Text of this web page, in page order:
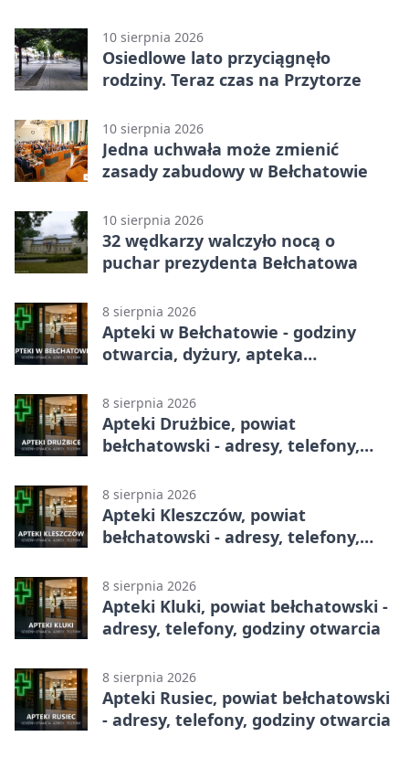
10 sierpnia 2026
Osiedlowe lato przyciągnęło
rodziny. Teraz czas na Przytorze
10 sierpnia 2026
Jedna uchwała może zmienić
zasady zabudowy w Bełchatowie
10 sierpnia 2026
32 wędkarzy walczyło nocą o
puchar prezydenta Bełchatowa
8 sierpnia 2026
Apteki w Bełchatowie - godziny
otwarcia, dyżury, apteka
8 sierpnia 2026
Apteki Drużbice, powiat
bełchatowski - adresy, telefony,
8 sierpnia 2026
Apteki Kleszczów, powiat
bełchatowski - adresy, telefony,
8 sierpnia 2026
Apteki Kluki, powiat bełchatowski -
adresy, telefony, godziny otwarcia
8 sierpnia 2026
Apteki Rusiec, powiat bełchatowski
- adresy, telefony, godziny otwarcia